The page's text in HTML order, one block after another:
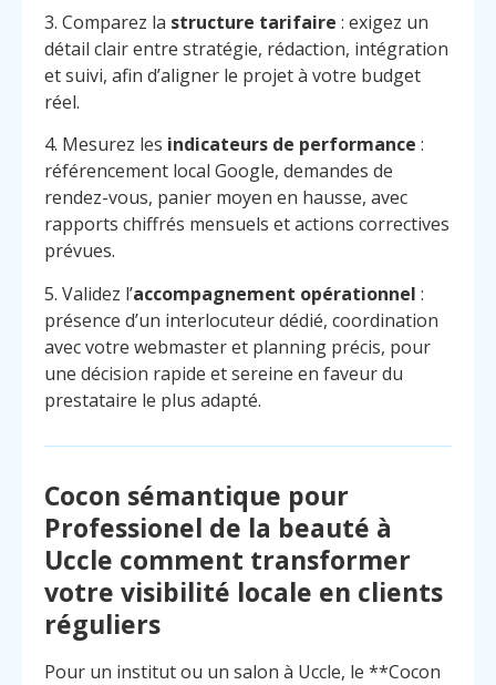
3. Comparez la structure tarifaire : exigez un
détail clair entre stratégie, rédaction, intégration
et suivi, afin d’aligner le projet à votre budget
réel.
4. Mesurez les indicateurs de performance :
référencement local Google, demandes de
rendez-vous, panier moyen en hausse, avec
rapports chiffrés mensuels et actions correctives
prévues.
5. Validez l’accompagnement opérationnel :
présence d’un interlocuteur dédié, coordination
avec votre webmaster et planning précis, pour
une décision rapide et sereine en faveur du
prestataire le plus adapté.
Cocon sémantique pour
Professionel de la beauté à
Uccle comment transformer
votre visibilité locale en clients
réguliers
Pour un institut ou un salon à Uccle, le **Cocon